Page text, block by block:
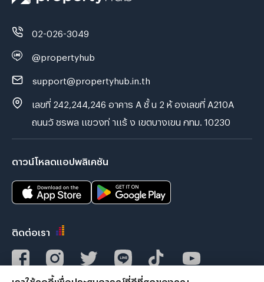
02-026-3049
@propertyhub
support@propertyhub.in.th
เลขที่ 242,244,246 อาคาร A ชั้ น 2 ห้ องเลขที่ A210A
ถนนวั ชรพล แขวงท่ าแร้ ง เขตบางเขน กทม. 10230
ดาวน์โหลดแอปพลิเคชัน
ติดต่อเรา